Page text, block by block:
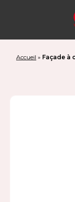
Accueil » Façade à